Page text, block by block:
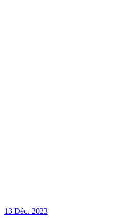
13 Déc. 2023